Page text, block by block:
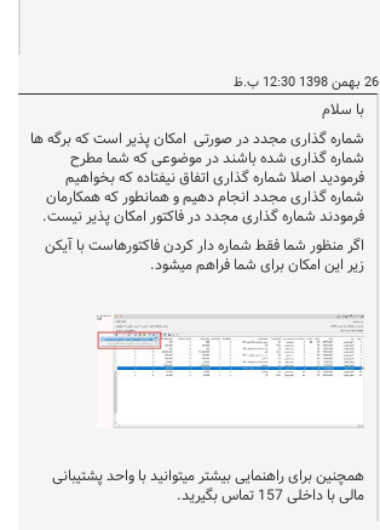
26 بهمن 1398 12:30 ب.ظ
با سلام
شماره گذاری مجدد در صورتی امکان پذیر است که برگه ها
شماره گذاری شده باشند در موضوعی که شما مطرح
فرمودید اصلا شماره گذاری اتفاق نیفتاده که بخواهیم
شماره گذاری مجدد انجام دهیم و همانطور که همکارمان
فرمودند شماره گذاری مجدد در فاکتور امکان پذیر نیست.
اگر منظور شما فقط شماره دار کردن فاکتورهاست با آیکن
زیر این امکان برای شما فراهم میشود.
همچنین برای راهنمایی بیشتر میتوانید با واحد پشتیبانی
مالی با داخلی 157 تماس بگیرید.